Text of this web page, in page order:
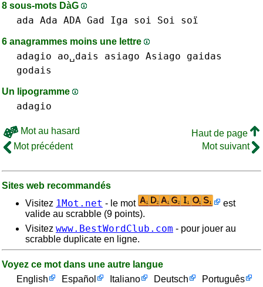
8 sous-mots DàG
ada Ada ADA Gad Iga soi Soi soï
6 anagrammes moins une lettre
adagio ao␣dais asiago Asiago
gaidas
godais
Un lipogramme
adagio
Mot au hasard
Haut de page
Mot précédent
Mot suivant
Sites web recommandés
Visitez 1Mot.net - le mot
est
valide au scrabble (9 points).
Visitez www.BestWordClub.com - pour jouer au
scrabble duplicate en ligne.
Voyez ce mot dans une autre langue
English
Español Italiano Deutsch Português